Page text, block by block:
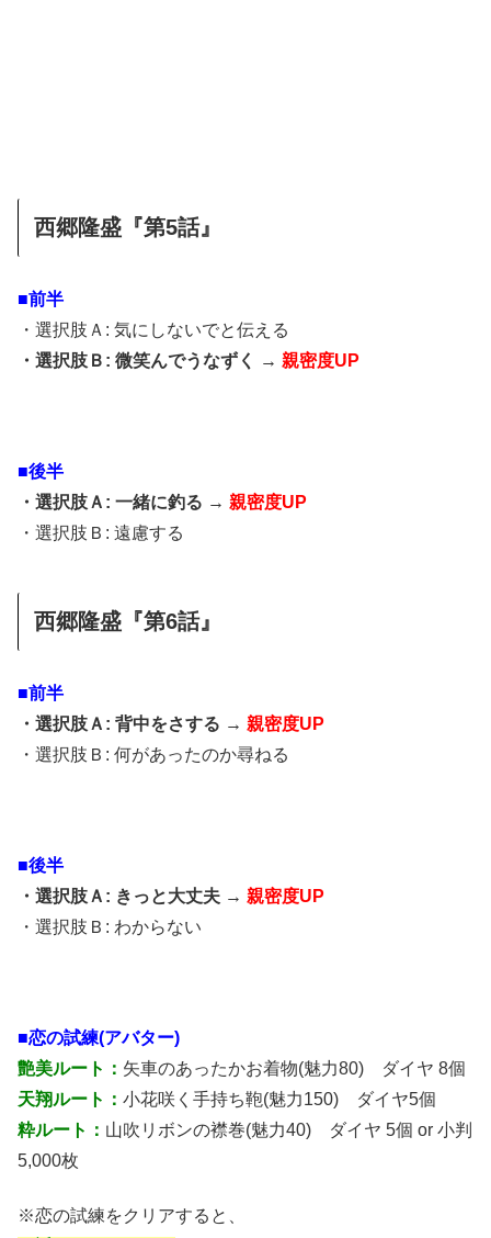
西郷隆盛『第5話』
■前半
・選択肢Ａ: 気にしないでと伝える
・選択肢Ｂ: 微笑んでうなずく → 親密度UP
■後半
・選択肢Ａ: 一緒に釣る → 親密度UP
・選択肢Ｂ: 遠慮する
西郷隆盛『第6話』
■前半
・選択肢Ａ: 背中をさする → 親密度UP
・選択肢Ｂ: 何があったのか尋ねる
■後半
・選択肢Ａ: きっと大丈夫 → 親密度UP
・選択肢Ｂ: わからない
■恋の試練(アバター)
艶美ルート： 矢車のあったかお着物(魅力80) ダイヤ 8個
天翔ルート： 小花咲く手持ち鞄(魅力150) ダイヤ5個
粋ルート： 山吹リボンの襟巻(魅力40) ダイヤ 5個 or 小判
5,000枚
※恋の試練をクリアすると、